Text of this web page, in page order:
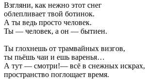
Взгляни, как нежно этот снег
облепливает твой ботинок.
А ты ведь просто человек.
Ты — человек, а он — бытиен.
Ты глохнешь от трамвайных визгов,
ты пьёшь чаи и ешь варенья…
А тут — смотри!— всё в снежных искрах,
пространство поглощает время.